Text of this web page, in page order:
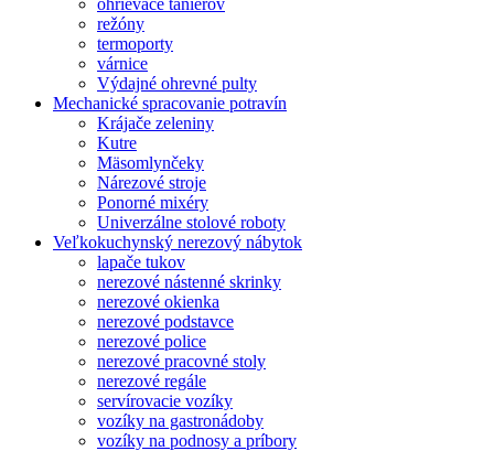
ohrievače tanierov
režóny
termoporty
várnice
Výdajné ohrevné pulty
Mechanické spracovanie potravín
Krájače zeleniny
Kutre
Mäsomlynčeky
Nárezové stroje
Ponorné mixéry
Univerzálne stolové roboty
Veľkokuchynský nerezový nábytok
lapače tukov
nerezové nástenné skrinky
nerezové okienka
nerezové podstavce
nerezové police
nerezové pracovné stoly
nerezové regále
servírovacie vozíky
vozíky na gastronádoby
vozíky na podnosy a príbory